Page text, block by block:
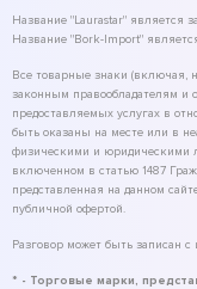
Название "Laurastar" является
Название "Bork-Import"
Все товарные знаки (включая,
законным правообладателям и
предоставляемых услугах в
быть оказаны на месте или в
физическими и юридическими
включенном в статью 1487
представленная на данном
публичной офертой.
Разговор может быть записан
* - Торговые марки,